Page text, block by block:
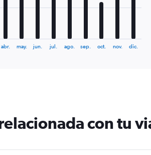
abr. may. jun. jul. ago. sep. oct. nov. dic.
con tu